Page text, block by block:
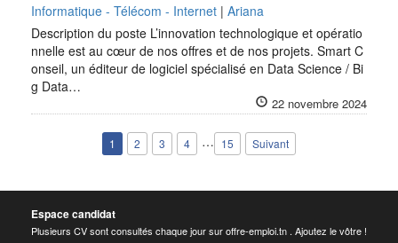
Informatique - Télécom - Internet | Ariana
Description du poste L’innovation technologique et opératio
nnelle est au cœur de nos offres et de nos projets. Smart C
onseil, un éditeur de logiciel spécialisé en Data Science / Bi
g Data…
22 novembre 2024
1 2 3 4 … 15 Suivant
Espace candidat
Plusieurs CV sont consultés chaque jour sur offre-emploi.tn . Ajoutez le vôtre !